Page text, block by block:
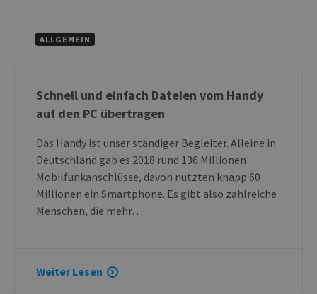
ALLGEMEIN
Schnell und einfach Dateien vom Handy
auf den PC übertragen
Das Handy ist unser ständiger Begleiter. Alleine in
Deutschland gab es 2018 rund 136 Millionen
Mobilfunkanschlüsse, davon nutzten knapp 60
Millionen ein Smartphone. Es gibt also zahlreiche
Menschen, die mehr…
Weiter Lesen